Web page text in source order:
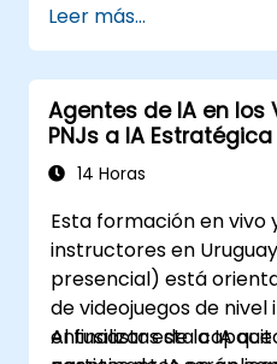
Crear y
y sombreadores
Configurar
iluminación global
tiempo real.
Implementar
de Blueprints.
Optimizar activos y
rendimiento y la
Leer más...
Agentes de IA en los
PNJs a IA Estratégica
14 Horas
Esta formación en vivo
instructores en
presencial) está
de videojuegos de
entusiastas de la IA
Al finalizar esta